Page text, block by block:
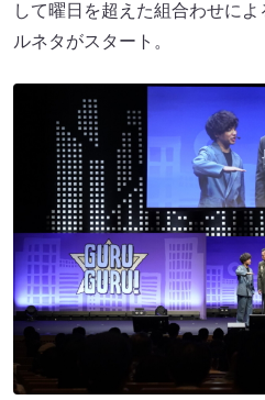
して曜日を超えた組合わせに
ルネタがスタート。